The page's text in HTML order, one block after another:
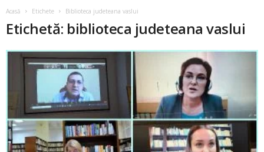
Acasă Etichete Biblioteca judeteana vaslui
Etichetă: biblioteca judeteana vaslui